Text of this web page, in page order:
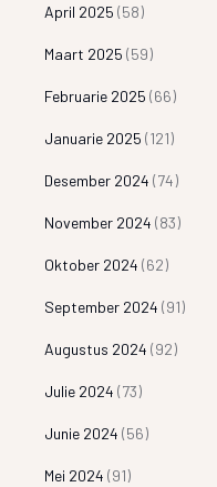
April 2025 (58)
Maart 2025 (59)
Februarie 2025 (66)
Januarie 2025 (121)
Desember 2024 (74)
November 2024 (83)
Oktober 2024 (62)
September 2024 (91)
Augustus 2024 (92)
Julie 2024 (73)
Junie 2024 (56)
Mei 2024 (91)